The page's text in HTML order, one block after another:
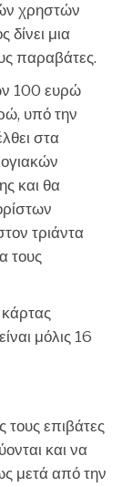
χρηστών
μια
παραβάτες.
100 ευρώ
υπό την
στα
και θα
τριάντα
τους
κάρτας
μόλις 16
επιβάτες
και να
μετά από την